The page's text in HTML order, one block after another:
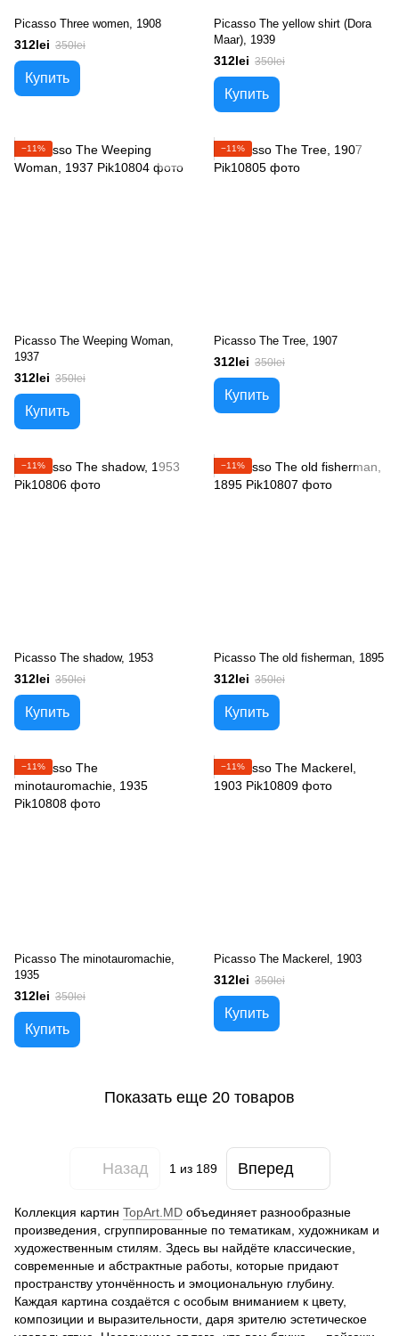
Picasso Three women, 1908
312lei 350lei
Купить
Picasso The yellow shirt (Dora
Maar), 1939
312lei 350lei
Купить
−11%
Picasso The Weeping Woman,
1937
312lei 350lei
Купить
−11%
Picasso The Tree, 1907
312lei 350lei
Купить
−11%
Picasso The shadow, 1953
312lei 350lei
Купить
−11%
Picasso The old fisherman, 1895
312lei 350lei
Купить
−11%
Picasso The minotauromachie,
1935
312lei 350lei
Купить
−11%
Picasso The Mackerel, 1903
312lei 350lei
Купить
Показать еще 20 товаров
Назад 1 из 189 Вперед
Коллекция картин TopArt.MD объединяет разнообразные
произведения, сгруппированные по тематикам, художникам и
художественным стилям. Здесь вы найдёте классические,
современные и абстрактные работы, которые придают
пространству утончённость и эмоциональную глубину.
Каждая картина создаётся с особым вниманием к цвету,
композиции и выразительности, даря зрителю эстетическое